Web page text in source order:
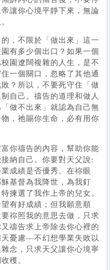
讓你心境平靜下來，無論
，不限於「做出來」這一
有多少個出口？如果一個
園遼闊複雜的人生，是不
一個關口，忽略了其他通
？所以，不要死守住「做
自己。禱告的道理和做人
做不出來」就認為自己無
，祂賜你生命，必有用你
你禱告的內容，幫助你能
納自己。你要對天父說:
成績是否優秀。在祢眼
基督為我降世，為我釘
揀選了我作上帝的兒女。
有好成績；但我願意順
祢照我的意思去做，只求
禱告求上帝除去你心裡的
憂慮—不幻想學業失敗以
念，只求天父讓你心境寧
穫。